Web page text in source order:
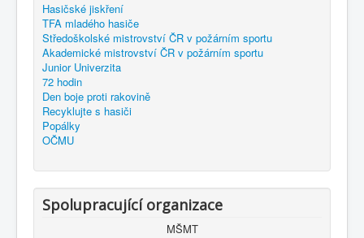
Hasičské jiskření
TFA mladého hasiče
Středoškolské mistrovství ČR v požárním sportu
Akademické mistrovství ČR v požárním sportu
Junior Univerzita
72 hodin
Den boje proti rakovině
Recyklujte s hasiči
Popálky
OČMU
Spolupracující organizace
MŠMT